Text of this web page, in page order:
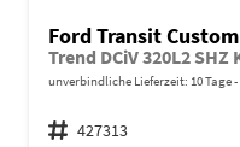
Ford Transit Custom
Trend DCiV 320L2 SHZ
unverbindliche Lieferzeit: 10 Tage
Fahrzeugnr. 427313